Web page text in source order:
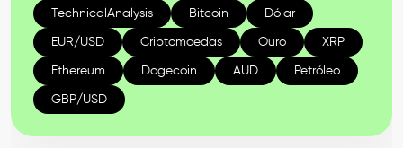
TechnicalAnalysis Bitcoin Dólar
EUR/USD Criptomoedas Ouro XRP
Ethereum Dogecoin AUD Petróleo
GBP/USD